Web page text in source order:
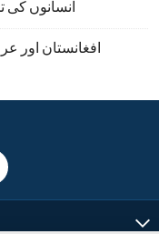
انسانوں
افغانستان اور